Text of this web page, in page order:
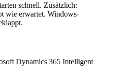
schnell. Zusätzlich:
wie erwartet. Windows-
Dynamics 365 Intelligent